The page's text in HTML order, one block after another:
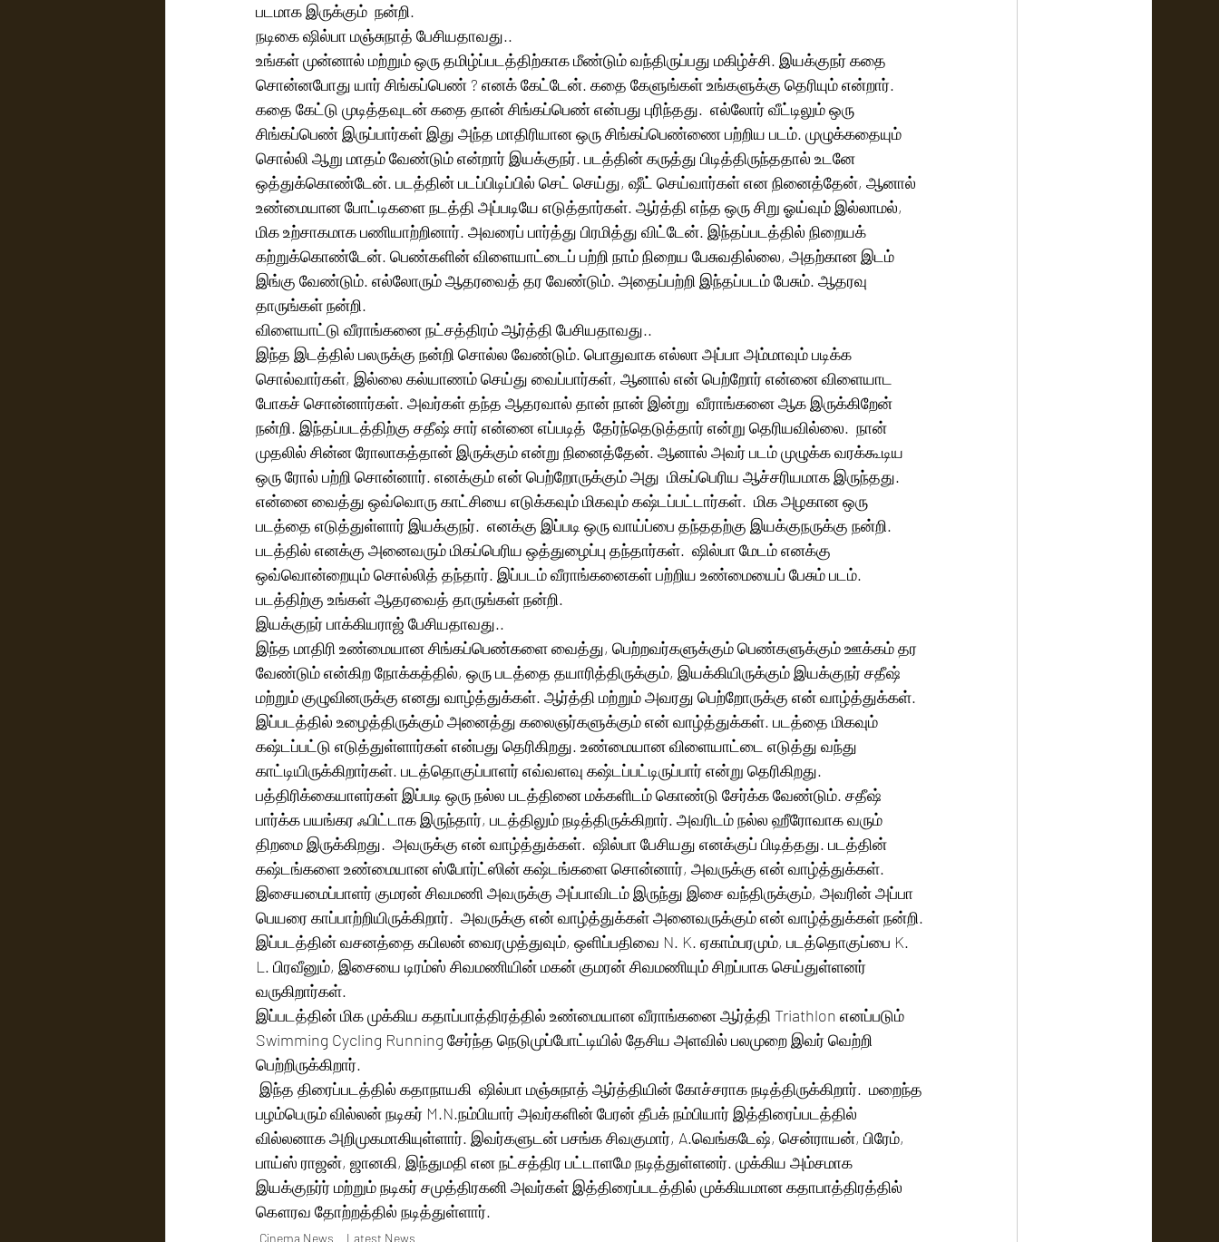
படமாக இருக்கும்  நன்றி.
நடிகை ஷில்பா மஞ்சுநாத் பேசியதாவது..
உங்கள் முன்னால் மற்றும் ஒரு தமிழ்ப்படத்திற்காக மீண்டும் வந்திருப்பது மகிழ்ச்சி. இயக்குநர் கதை
சொன்னபோது யார் சிங்கப்பெண் ? எனக் கேட்டேன். கதை கேளுங்கள் உங்களுக்கு தெரியும் என்றார்.
கதை கேட்டு முடித்தவுடன் கதை தான் சிங்கப்பெண் என்பது புரிந்தது.  எல்லோர் வீட்டிலும் ஒரு
சிங்கப்பெண் இருப்பார்கள் இது அந்த மாதிரியான ஒரு சிங்கப்பெண்ணை பற்றிய படம். முழுக்கதையும்
சொல்லி ஆறு மாதம் வேண்டும் என்றார் இயக்குநர். படத்தின் கருத்து பிடித்திருந்ததால் உடனே
ஒத்துக்கொண்டேன். படத்தின் படப்பிடிப்பில் செட் செய்து, ஷீட் செய்வார்கள் என நினைத்தேன், ஆனால்
உண்மையான போட்டிகளை நடத்தி அப்படியே எடுத்தார்கள். ஆர்த்தி எந்த ஒரு சிறு ஓய்வும் இல்லாமல்,
மிக உற்சாகமாக பணியாற்றினார். அவரைப் பார்த்து பிரமித்து விட்டேன். இந்தப்படத்தில் நிறையக்
கற்றுக்கொண்டேன். பெண்களின் விளையாட்டைப் பற்றி நாம் நிறைய பேசுவதில்லை, அதற்கான இடம்
இங்கு வேண்டும். எல்லோரும் ஆதரவைத் தர வேண்டும். அதைப்பற்றி இந்தப்படம் பேசும். ஆதரவு
தாருங்கள் நன்றி.
விளையாட்டு வீராங்கனை நட்சத்திரம் ஆர்த்தி பேசியதாவது..
இந்த இடத்தில் பலருக்கு நன்றி சொல்ல வேண்டும். பொதுவாக எல்லா அப்பா அம்மாவும் படிக்க
சொல்வார்கள், இல்லை கல்யாணம் செய்து வைப்பார்கள், ஆனால் என் பெற்றோர் என்னை விளையாட
போகச் சொன்னார்கள். அவர்கள் தந்த ஆதரவால் தான் நான் இன்று  வீராங்கனை ஆக இருக்கிறேன்
நன்றி. இந்தப்படத்திற்கு சதீஷ் சார் என்னை எப்படித்  தேர்ந்தெடுத்தார் என்று தெரியவில்லை.  நான்
முதலில் சின்ன ரோலாகத்தான் இருக்கும் என்று நினைத்தேன். ஆனால் அவர் படம் முழுக்க வரக்கூடிய
ஒரு ரோல் பற்றி சொன்னார். எனக்கும் என் பெற்றோருக்கும் அது  மிகப்பெரிய ஆச்சரியமாக இருந்தது.
என்னை வைத்து ஒவ்வொரு காட்சியை எடுக்கவும் மிகவும் கஷ்டப்பட்டார்கள்.  மிக அழகான ஒரு
படத்தை எடுத்துள்ளார் இயக்குநர்.  எனக்கு இப்படி ஒரு வாய்ப்பை தந்ததற்கு இயக்குநருக்கு நன்றி.
படத்தில் எனக்கு அனைவரும் மிகப்பெரிய ஒத்துழைப்பு தந்தார்கள்.  ஷில்பா மேடம் எனக்கு
ஒவ்வொன்றையும் சொல்லித் தந்தார். இப்படம் வீராங்கனைகள் பற்றிய உண்மையைப் பேசும் படம்.
படத்திற்கு உங்கள் ஆதரவைத் தாருங்கள் நன்றி.
இயக்குநர் பாக்கியராஜ் பேசியதாவது..
இந்த மாதிரி உண்மையான சிங்கப்பெண்களை வைத்து, பெற்றவர்களுக்கும் பெண்களுக்கும் ஊக்கம் தர
வேண்டும் என்கிற நோக்கத்தில், ஒரு படத்தை தயாரித்திருக்கும், இயக்கியிருக்கும் இயக்குநர் சதீஷ்
மற்றும் குழுவினருக்கு எனது வாழ்த்துக்கள். ஆர்த்தி மற்றும் அவரது பெற்றோருக்கு என் வாழ்த்துக்கள்.
இப்படத்தில் உழைத்திருக்கும் அனைத்து கலைஞர்களுக்கும் என் வாழ்த்துக்கள். படத்தை மிகவும்
கஷ்டப்பட்டு எடுத்துள்ளார்கள் என்பது தெரிகிறது. உண்மையான விளையாட்டை எடுத்து வந்து
காட்டியிருக்கிறார்கள். படத்தொகுப்பாளர் எவ்வளவு கஷ்டப்பட்டிருப்பார் என்று தெரிகிறது.
பத்திரிக்கையாளர்கள் இப்படி ஒரு நல்ல படத்தினை மக்களிடம் கொண்டு சேர்க்க வேண்டும். சதீஷ்
பார்க்க பயங்கர ஃபிட்டாக இருந்தார், படத்திலும் நடித்திருக்கிறார். அவரிடம் நல்ல ஹீரோவாக வரும்
திறமை இருக்கிறது.  அவருக்கு என் வாழ்த்துக்கள்.  ஷில்பா பேசியது எனக்குப் பிடித்தது. படத்தின்
கஷ்டங்களை உண்மையான ஸ்போர்ட்ஸின் கஷ்டங்களை சொன்னார், அவருக்கு என் வாழ்த்துக்கள்.
இசையமைப்பாளர் குமரன் சிவமணி அவருக்கு அப்பாவிடம் இருந்து இசை வந்திருக்கும், அவரின் அப்பா
பெயரை காப்பாற்றியிருக்கிறார்.  அவருக்கு என் வாழ்த்துக்கள் அனைவருக்கும் என் வாழ்த்துக்கள் நன்றி.
இப்படத்தின் வசனத்தை கபிலன் வைரமுத்துவும், ஒளிப்பதிவை N. K. ஏகாம்பரமும், படத்தொகுப்பை K.
L. பிரவீனும், இசையை டிரம்ஸ் சிவமணியின் மகன் குமரன் சிவமணியும் சிறப்பாக செய்துள்ளனர்
வருகிறார்கள்.
இப்படத்தின் மிக முக்கிய கதாப்பாத்திரத்தில் உண்மையான வீராங்கனை ஆர்த்தி Triathlon எனப்படும்
Swimming Cycling Running சேர்ந்த நெடுமுப்போட்டியில் தேசிய அளவில் பலமுறை இவர் வெற்றி
பெற்றிருக்கிறார்.
பழம்பெரும் வில்லன் நடிகர் M.N.நம்பியார் அவர்களின் பேரன் தீபக் நம்பியார் இத்திரைப்படத்தில்
வில்லனாக அறிமுகமாகியுள்ளார். இவர்களுடன் பசங்க சிவகுமார், A.வெங்கடேஷ், சென்ராயன், பிரேம்,
பாய்ஸ் ராஜன், ஜானகி, இந்துமதி என நட்சத்திர பட்டாளமே நடித்துள்ளனர். முக்கிய அம்சமாக
இயக்குநர்ர் மற்றும் நடிகர் சமுத்திரகனி அவர்கள் இத்திரைப்படத்தில் முக்கியமான கதாபாத்திரத்தில்
கௌரவ தோற்றத்தில் நடித்துள்ளார்.
Cinema News Latest News